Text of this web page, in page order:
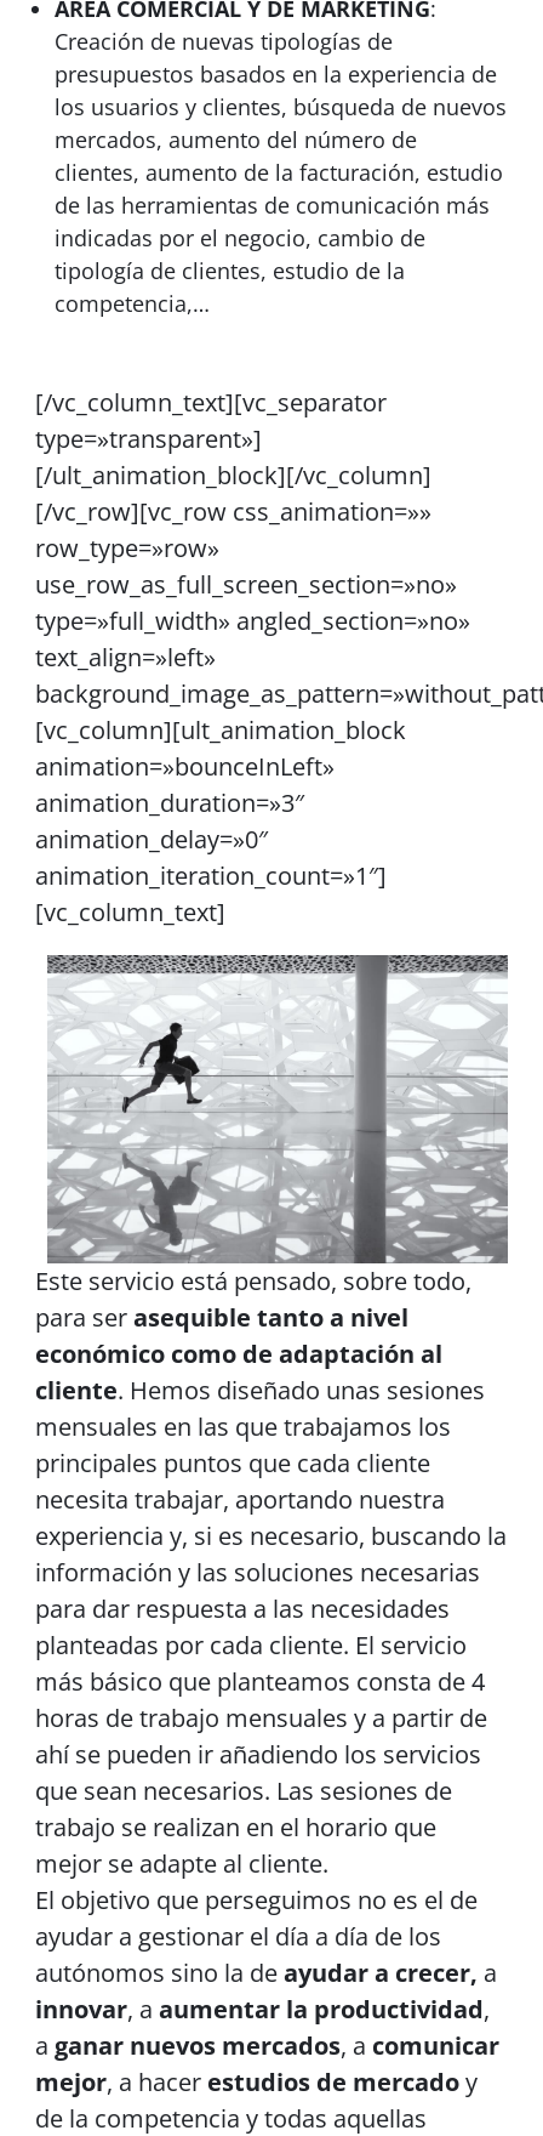
ÁREA COMERCIAL Y DE MARKETING:
Creación de nuevas tipologías de
presupuestos basados ​​en la experiencia de
los usuarios y clientes, búsqueda de nuevos
mercados, aumento del número de
clientes, aumento de la facturación, estudio
de las herramientas de comunicación más
indicadas por el negocio, cambio de
tipología de clientes, estudio de la
competencia,…
[/vc_column_text][vc_separator
type=»transparent»]
[/ult_animation_block][/vc_column]
[/vc_row][vc_row css_animation=»»
row_type=»row»
use_row_as_full_screen_section=»no»
type=»full_width» angled_section=»no»
text_align=»left»
[vc_column][ult_animation_block
animation=»bounceInLeft»
animation_duration=»3″
animation_delay=»0″
animation_iteration_count=»1″]
[vc_column_text]
Este servicio está pensado, sobre todo,
para serasequible tanto a nivel
económico como de adaptación al
cliente. Hemos diseñado unas sesiones
mensuales en las que trabajamos los
principales puntos que cada cliente
necesita trabajar, aportando nuestra
experiencia y, si es necesario, buscando la
información y las soluciones necesarias
para dar respuesta a las necesidades
planteadas por cada cliente. El servicio
más básico que planteamos consta de 4
horas de trabajo mensuales y a partir de
ahí se pueden ir añadiendo los servicios
que sean necesarios. Las sesiones de
trabajo se realizan en el horario que
mejor se adapte al cliente.
El objetivo que perseguimos no es el de
ayudar a gestionar el día a día de los
autónomos sino la deayudar a crecer, a
innovar, aaumentar la productividad,
a ganar nuevos mercados, a comunicar
mejor, a hacer estudios de mercadoy
de la competencia y todas aquellas